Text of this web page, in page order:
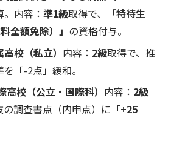
。内容：準1級取得で、
「特待生
全額免除）」 の資格付与。
校（私立） 内容： 2級取得で、推
「-2点」緩和。
校（公立・国際科） 内容： 2級
調査書点（内申点）に 「+25